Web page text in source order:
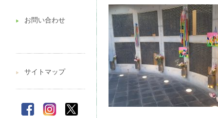
▶︎ お問い合わせ
▶︎ サイトマップ